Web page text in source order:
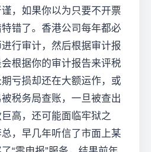
，如果你以为只要不开票
错了。香港公司每年都必
行审计，然后根据审计报
根据你的审计报告来评税
亏损却还在大额运作，或
税务局查账，一旦被查出
高，还可能面临牢狱之
，早几年听信了市面上某